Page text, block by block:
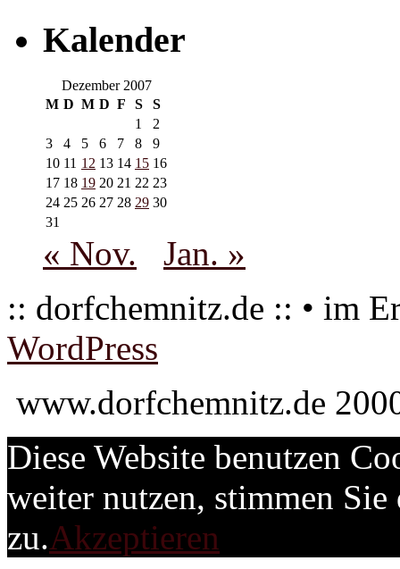
Kalender
Dezember 2007
M D M D F S
S
1
2
3
4 5 6 7 8
9
10 11 12 13 14 15 16
17 18 19 20 21 22 23
24 25 26 27 28 29 30
31
« Nov.
Jan. »
:: dorfchemnitz.de :: • im
WordPress
www.dorfchemnitz.de
Diese Website benutzen
weiter nutzen, stimmen
zu.Akzeptieren